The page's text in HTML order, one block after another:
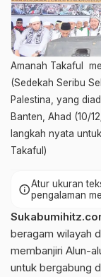
Amanah Takaful
(Sedekah Seribu
Palestina, yang
Banten, Ahad (10/
langkah nyata
Takaful)
infoAtur ukuran
pengalaman
beragam wilayah
membanjiri Alun-
untuk bergabung